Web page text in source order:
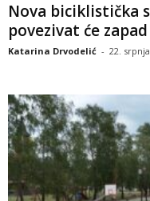
Nova biciklistička
povezivat će
Katarina Drvodelić - 22.